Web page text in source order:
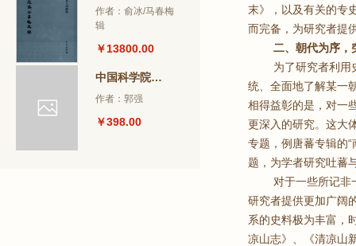
作者：俞冰/马春梅
辑
￥13800.00
中国科学院图书馆珍藏文献图录
作者：郭强
￥398.00
末》，以及有关的专
而完备，为研究者提
二、朝代为序，
为了研究者利用
统、全面地了解某一
相得益彰的是，对一
更深入的研究。这大
专题，例唐蕃专辑的
题，为学者研究吐蕃
对于一些所记非
研究者提供更加广阔
系的史料极为丰富，
凉山志》、《清凉山